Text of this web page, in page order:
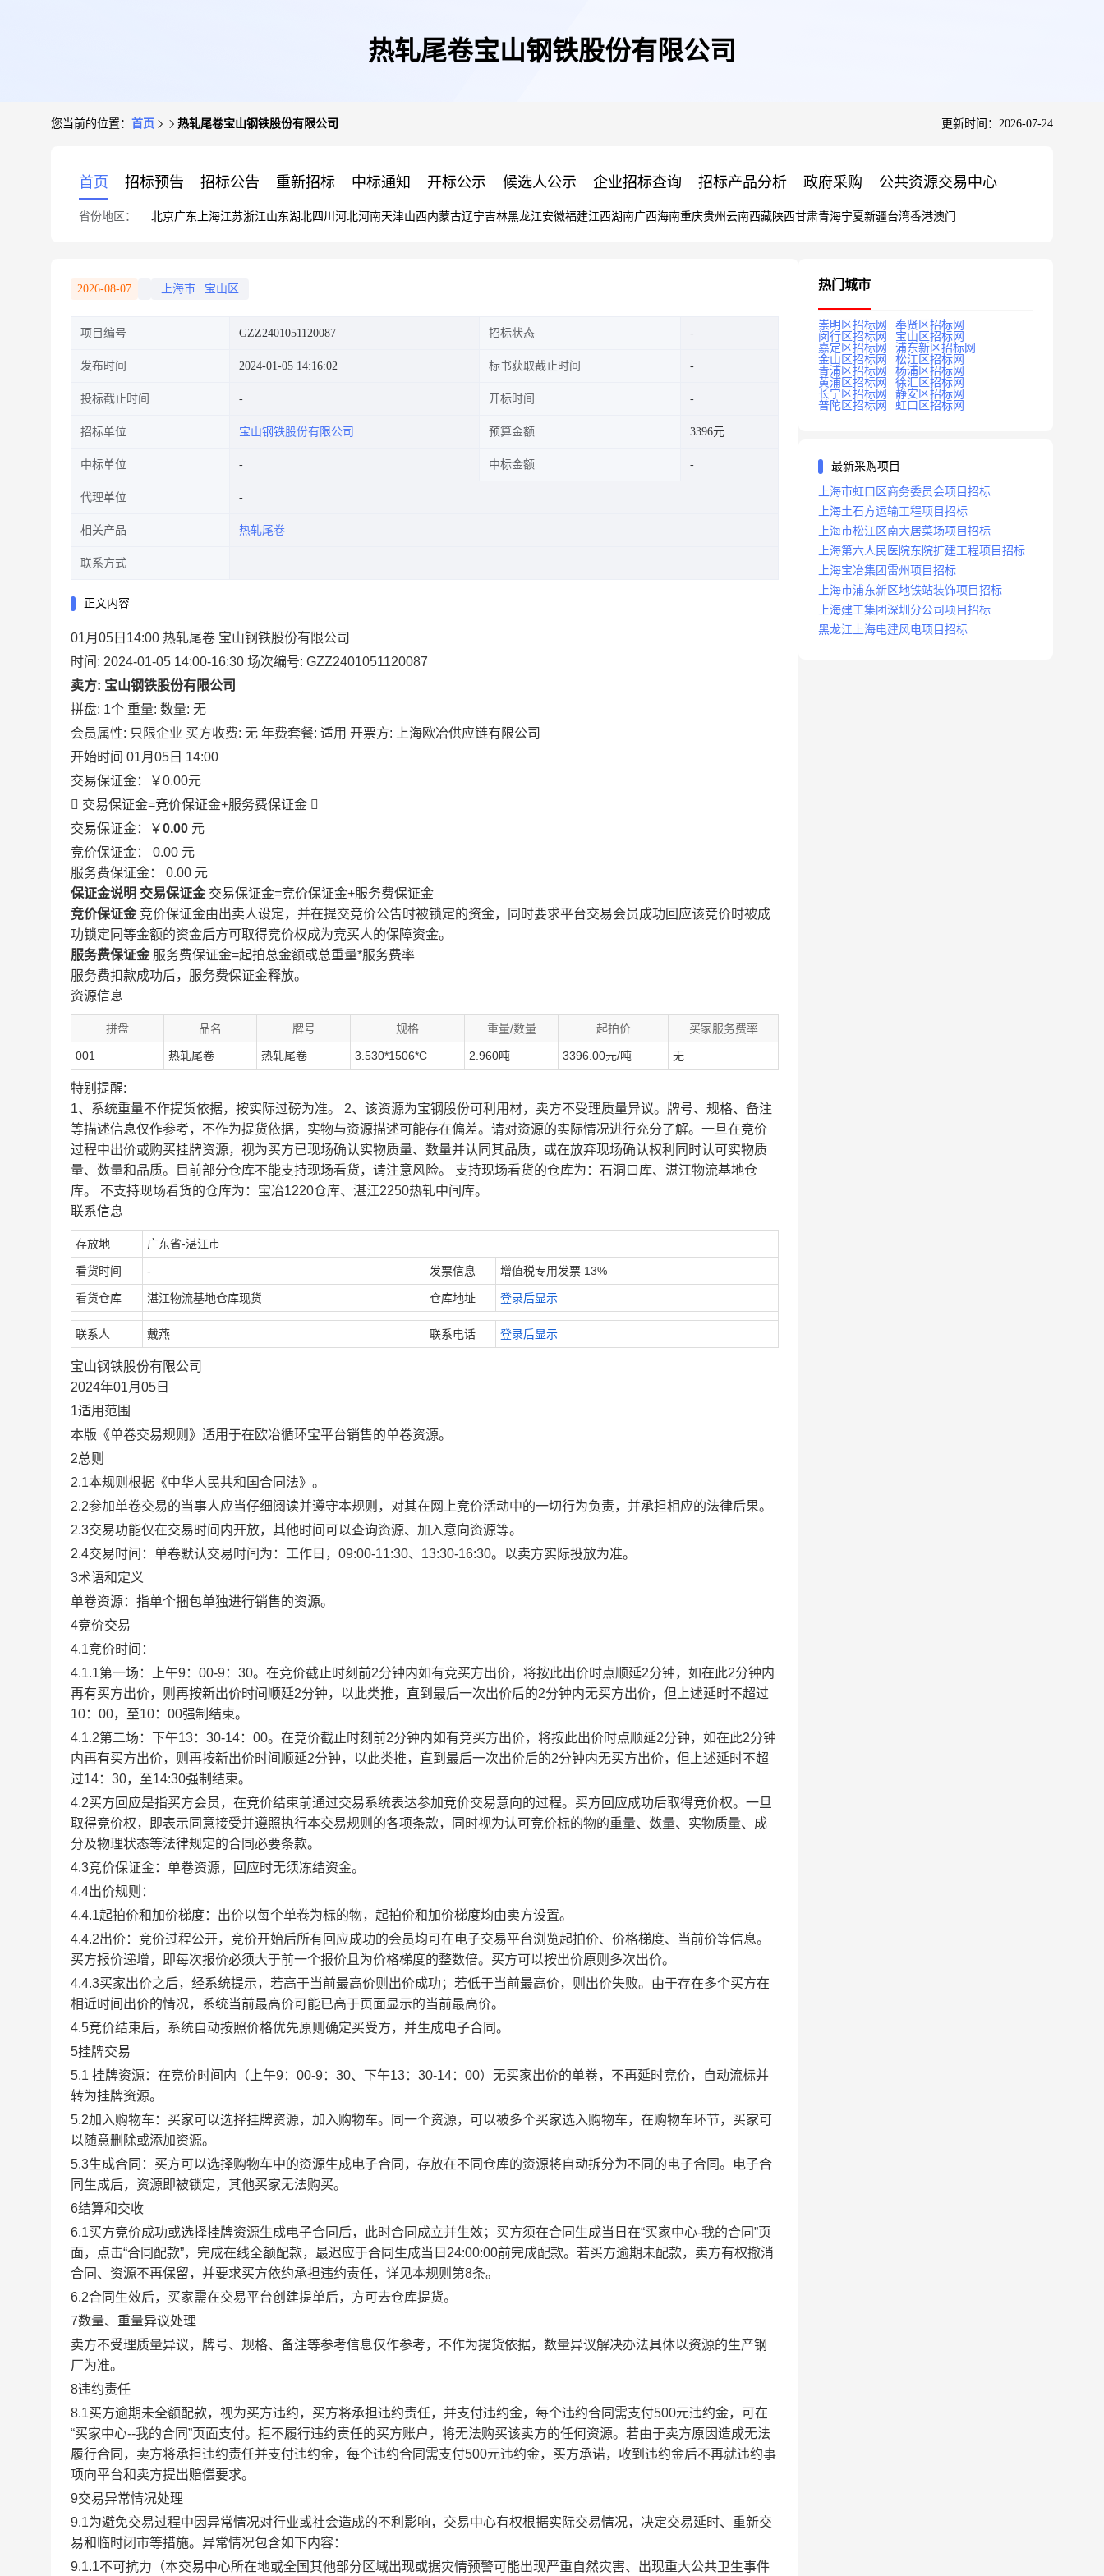
热轧尾卷宝山钢铁股份有限公司
您当前的位置： 首页 热轧尾卷宝山钢铁股份有限公司 更新时间：2026-07-24
首页 招标预告 招标公告 重新招标 中标通知 开标公示 候选人公示 企业招标查询 招标产品分析 政府采购 公共资源交易中心
省份地区： 北京广东 上海江苏浙江山东湖北四川 河北河南天津山西内蒙古辽宁吉林黑龙江安徽福建江西湖南广西海南重庆贵州 云南西藏陕西甘肃青海宁夏新疆台湾香港澳门
2026-08-07 上海市 宝山区
项目编号 GZZ2401051120087 招标状态
发布时间 2024-01-05 14:16:02 标书获取截止时间
投标截止时间 开标时间
招标单位 宝山钢铁股份有限公司 预算金额 3396元
中标单位 中标金额
代理单位
相关产品 热轧尾卷
联系方式
正文内容
01月05日14:00 热轧尾卷 宝山钢铁股份有限公司
时间: 2024-01-05 14:00-16:30 场次编号: GZZ2401051120087
卖方: 宝山钢铁股份有限公司
拼盘: 1个 重量: 数量: 无
会员属性: 只限企业 买方收费: 无 年费套餐: 适用 开票方: 上海欧冶供应链有限公司
开始时间 01月05日 14:00
交易保证金：
￥0.00元
 交易保证金=竞价保证金+服务费保证金 
交易保证金：￥0.00 元
竞价保证金： 0.00 元
服务费保证金： 0.00 元
保证金说明 交易保证金 交易保证金=竞价保证金+服务费保证金
竞价保证金 竞价保证金由出卖人设定，并在提交竞价公告时被锁定的资金，同时要求平台交易会员成功回应该竞价时被成
功锁定同等金额的资金后方可取得竞价权成为竞买人的保障资金。
服务费保证金 服务费保证金=起拍总金额或总重量*服务费率
服务费扣款成功后，服务费保证金释放。
资源信息
拼盘 品名 牌号 规格 重量/数量 起拍价 买家服务费率
001 热轧尾卷 热轧尾卷 3.530*1506*C 2.960吨 3396.00元/吨 无
特别提醒:
1、系统重量不作提货依据，按实际过磅为准。 2、该资源为宝钢股份可利用材，卖方不受理质量异议。牌号、规格、备注
等描述信息仅作参考，不作为提货依据，实物与资源描述可能存在偏差。请对资源的实际情况进行充分了解。一旦在竞价
过程中出价或购买挂牌资源，视为买方已现场确认实物质量、数量并认同其品质，或在放弃现场确认权利同时认可实物质
量、数量和品质。目前部分仓库不能支持现场看货，请注意风险。 支持现场看货的仓库为：石洞口库、湛江物流基地仓
库。 不支持现场看货的仓库为：宝冶1220仓库、湛江2250热轧中间库。
联系信息
存放地 广东省-湛江市
看货时间 - 发票信息 增值税专用发票 13%
看货仓库 湛江物流基地仓库现货 仓库地址 登录后显示
联系人 戴燕 联系电话 登录后显示
宝山钢铁股份有限公司
2024年01月05日
1适用范围
本版《单卷交易规则》适用于在欧冶循环宝平台销售的单卷资源。
2总则
2.1本规则根据《中华人民共和国合同法》。
2.2参加单卷交易的当事人应当仔细阅读并遵守本规则，对其在网上竞价活动中的一切行为负责，并承担相应的法律后果。
2.3交易功能仅在交易时间内开放，其他时间可以查询资源、加入意向资源等。
2.4交易时间：单卷默认交易时间为：工作日，09:00-11:30、13:30-16:30。以卖方实际投放为准。
3术语和定义
单卷资源：指单个捆包单独进行销售的资源。
4竞价交易
4.1竞价时间：
4.1.1第一场：上午9：00-9：30。在竞价截止时刻前2分钟内如有竞买方出价，将按此出价时点顺延2分钟，如在此2分钟内
再有买方出价，则再按新出价时间顺延2分钟，以此类推，直到最后一次出价后的2分钟内无买方出价，但上述延时不超过
10：00，至10：00强制结束。
4.1.2第二场：下午13：30-14：00。在竞价截止时刻前2分钟内如有竞买方出价，将按此出价时点顺延2分钟，如在此2分钟
内再有买方出价，则再按新出价时间顺延2分钟，以此类推，直到最后一次出价后的2分钟内无买方出价，但上述延时不超
过14：30，至14:30强制结束。
4.2买方回应是指买方会员，在竞价结束前通过交易系统表达参加竞价交易意向的过程。买方回应成功后取得竞价权。一旦
取得竞价权，即表示同意接受并遵照执行本交易规则的各项条款，同时视为认可竞价标的物的重量、数量、实物质量、成
分及物理状态等法律规定的合同必要条款。
4.3竞价保证金：单卷资源，回应时无须冻结资金。
4.4出价规则：
4.4.1起拍价和加价梯度：出价以每个单卷为标的物，起拍价和加价梯度均由卖方设置。
4.4.2出价：竞价过程公开，竞价开始后所有回应成功的会员均可在电子交易平台浏览起拍价、价格梯度、当前价等信息。
买方报价递增，即每次报价必须大于前一个报价且为价格梯度的整数倍。买方可以按出价原则多次出价。
4.4.3买家出价之后，经系统提示，若高于当前最高价则出价成功；若低于当前最高价，则出价失败。由于存在多个买方在
相近时间出价的情况，系统当前最高价可能已高于页面显示的当前最高价。
4.5竞价结束后，系统自动按照价格优先原则确定买受方，并生成电子合同。
5挂牌交易
5.1 挂牌资源：在竞价时间内（上午9：00-9：30、下午13：30-14：00）无买家出价的单卷，不再延时竞价，自动流标并
转为挂牌资源。
5.2加入购物车：买家可以选择挂牌资源，加入购物车。同一个资源，可以被多个买家选入购物车，在购物车环节，买家可
以随意删除或添加资源。
5.3生成合同：买方可以选择购物车中的资源生成电子合同，存放在不同仓库的资源将自动拆分为不同的电子合同。电子合
同生成后，资源即被锁定，其他买家无法购买。
6结算和交收
6.1买方竞价成功或选择挂牌资源生成电子合同后，此时合同成立并生效；买方须在合同生成当日在“买家中心-我的合同”页
面，点击“合同配款”，完成在线全额配款，最迟应于合同生成当日24:00:00前完成配款。若买方逾期未配款，卖方有权撤消
合同、资源不再保留，并要求买方依约承担违约责任，详见本规则第8条。
6.2合同生效后，买家需在交易平台创建提单后，方可去仓库提货。
7数量、重量异议处理
卖方不受理质量异议，牌号、规格、备注等参考信息仅作参考，不作为提货依据，数量异议解决办法具体以资源的生产钢
厂为准。
8违约责任
8.1买方逾期未全额配款，视为买方违约，买方将承担违约责任，并支付违约金，每个违约合同需支付500元违约金，可在
“买家中心--我的合同”页面支付。拒不履行违约责任的买方账户，将无法购买该卖方的任何资源。若由于卖方原因造成无法
履行合同，卖方将承担违约责任并支付违约金，每个违约合同需支付500元违约金，买方承诺，收到违约金后不再就违约事
项向平台和卖方提出赔偿要求。
9交易异常情况处理
9.1为避免交易过程中因异常情况对行业或社会造成的不利影响，交易中心有权根据实际交易情况，决定交易延时、重新交
易和临时闭市等措施。异常情况包含如下内容：
9.1.1不可抗力（本交易中心所在地或全国其他部分区域出现或据灾情预警可能出现严重自然灾害、出现重大公共卫生事件
热门城市
崇明区招标网
奉贤区招标网
闵行区招标网
宝山区招标网
嘉定区招标网
浦东新区招标网
金山区招标网
松江区招标网
青浦区招标网
杨浦区招标网
黄浦区招标网
徐汇区招标网
长宁区招标网
静安区招标网
普陀区招标网
虹口区招标网
最新采购项目
上海市虹口区商务委员会项目招标
上海土石方运输工程项目招标
上海市松江区南大居菜场项目招标
上海第六人民医院东院扩建工程项目招标
上海宝冶集团雷州项目招标
上海市浦东新区地铁站装饰项目招标
上海建工集团深圳分公司项目招标
黑龙江上海电建风电项目招标